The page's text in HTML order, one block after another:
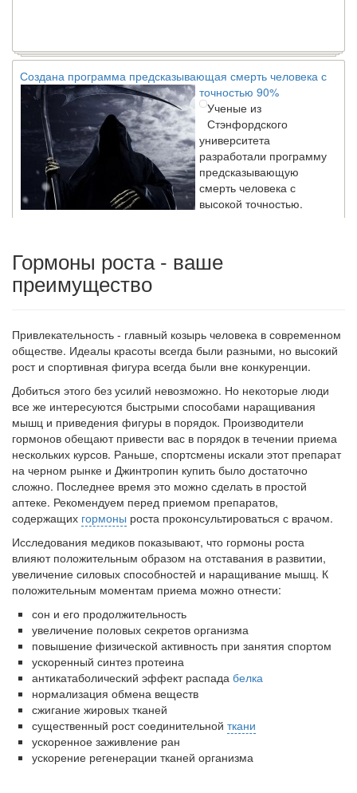
точностью 90%
Ученые из
Стэнфордского
университета
разработали программу
предсказывающую
смерть человека с
высокой точностью.
Зарплата врачей в 2018 году превысит средний доход
россиян в два раза
сообщение о падении
доходов медицинских
работников в
заявила об этом на
встрече с журналистами ведущих...
Местная анестезия развивает кардиотоксичность
Федеральная служба по
надзору в сфере
здравоохранения озвучила
тревожную статистику. Она
острой кардиотоксичности и
роста сопутствующих
осложнений от...
Закон о праве родителей находиться с детьми в
реанимации внесен в Госдуму
Соответствующий
законопроект внесен в
рассмотрение. Суть его
нахождении одного из
Гормоны роста - ваше
преимущество
Привлекательность - главный козырь человека в современном
обществе. Идеалы красоты всегда были разными, но высокий
рост и спортивная фигура всегда были вне конкуренции.
Добиться этого без усилий невозможно. Но некоторые люди
все же интересуются быстрыми способами наращивания
мышц и приведения фигуры в порядок. Производители
гормонов обещают привести вас в порядок в течении приема
нескольких курсов. Раньше, спортсмены искали этот препарат
на черном рынке и Джинтропин купить было достаточно
сложно. Последнее время это можно сделать в простой
аптеке. Рекомендуем перед приемом препаратов,
содержащих гормоны роста проконсультироваться с врачом.
Исследования медиков показывают, что гормоны роста
влияют положительным образом на отставания в развитии,
увеличение силовых способностей и наращивание мышц. К
положительным моментам приема можно отнести:
сон и его продолжительность
увеличение половых секретов организма
повышение физической активность при занятия спортом
ускоренный синтез протеина
антикатаболический эффект распада белка
нормализация обмена веществ
сжигание жировых тканей
существенный рост соединительной ткани
ускоренное заживление ран
ускорение регенерации тканей организма